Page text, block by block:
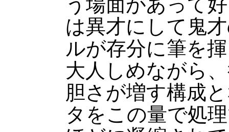
は異才にして鬼
ルが存分に筆を
大人しめながら
胆さが増す構成
タをこの量で処